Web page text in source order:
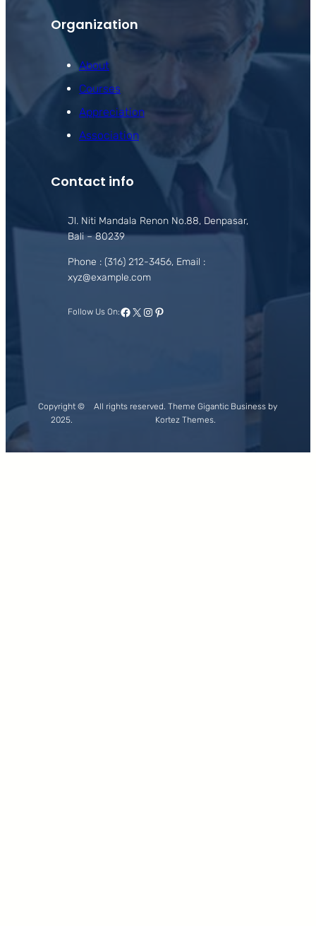
Organization
About
Courses
Appreciation
Association
Contact info
Jl. Niti Mandala Renon No.88, Denpasar,
Bali – 80239
Phone : (316) 212-3456, Email :
xyz@example.com
Follow Us On:Facebook
X Instagram
Pinterest
Copyright ©
2025.
All rights reserved. Theme Gigantic Business by
Kortez Themes.